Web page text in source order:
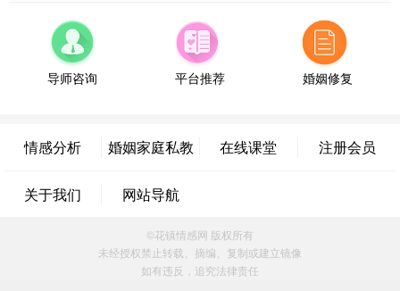
福建-厦门 159****4462
53分钟前
微信用户 凌乱小羊 通过此页面咨询，已获得专属情
辽宁-大连 176****2843
39分钟前
属情感方案
微信用户 墨笙 通过此页面咨询，已获得专属情感方
案
江苏-苏州 188****5187
导师咨询 平台推荐 婚姻修复
情感分析 婚姻家庭私教 在线课堂 注册会员
关于我们 网站导航
©花镇情感网 版权所有
未经授权禁止转载、摘编、复制或建立镜像
如有违反，追究法律责任